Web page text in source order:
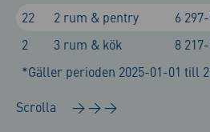
22
2 rum & pentry 6
2
3 rum & kök 8
*Gäller perioden 2025-01-01 till